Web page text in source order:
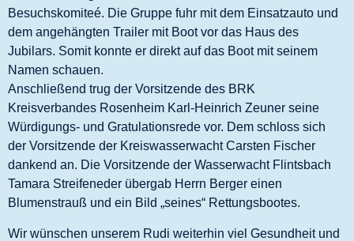
Besuchskomiteé. Die Gruppe fuhr mit dem Einsatzauto und
dem angehängten Trailer mit Boot vor das Haus des
Jubilars. Somit konnte er direkt auf das Boot mit seinem
Namen schauen.
Anschließend trug der Vorsitzende des BRK
Kreisverbandes Rosenheim Karl-Heinrich Zeuner seine
Würdigungs- und Gratulationsrede vor. Dem schloss sich
der Vorsitzende der Kreiswasserwacht Carsten Fischer
dankend an. Die Vorsitzende der Wasserwacht Flintsbach
Tamara Streifeneder übergab Herrn Berger einen
Blumenstrauß und ein Bild „seines“ Rettungsbootes.
Wir wünschen unserem Rudi weiterhin viel Gesundheit und